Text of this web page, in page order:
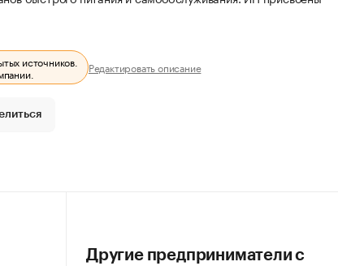
источников.
Редактировать описание
Другие предприниматели с